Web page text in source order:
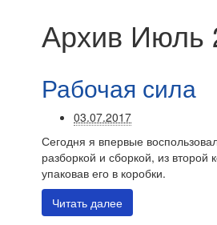
Архив Июль
Рабочая сила
03.07.2017
Сегодня я впервые
разборкой и сборкой, из
упаковав его в коробки.
Читать далее